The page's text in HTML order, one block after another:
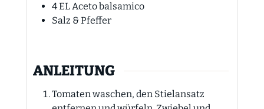
4EL Aceto balsamico
Salz & Pfeffer
ANLEITUNG
Tomaten waschen, den Stielansatz